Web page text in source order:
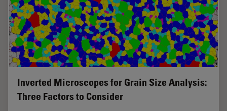
Inverted Microscopes for Grain Size Analysis:
Three Factors to Consider